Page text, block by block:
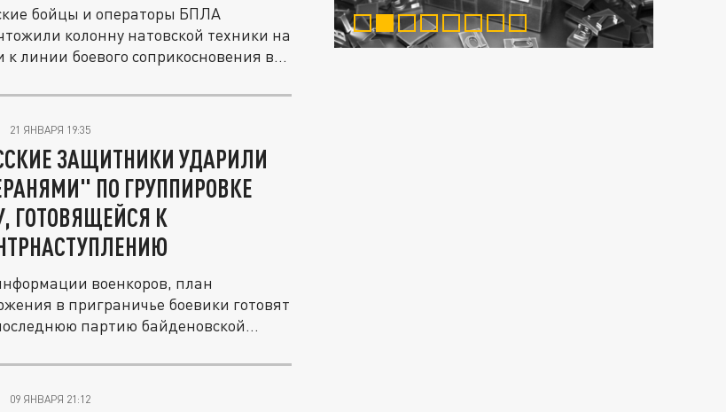
бойцы и операторы БПЛА
колонну натовской техники на
к линии боевого соприкосновения в...
21 ЯНВАРЯ 19:35
ЗАЩИТНИКИ УДАРИЛИ
ПО ГРУППИРОВКЕ
ГОТОВЯЩЕЙСЯ К
военкоров, план
в приграничье боевики готовят
партию байденовской
09 ЯНВАРЯ 21:12